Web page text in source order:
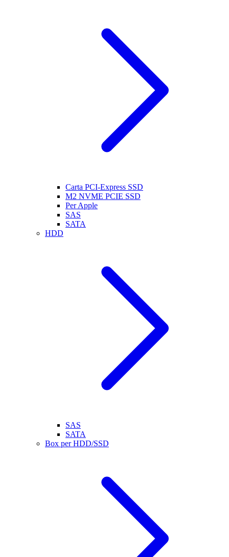
Carta PCI-Express SSD
M2 NVME PCIE SSD
Per Apple
SAS
SATA
HDD
SAS
SATA
Box per HDD/SSD